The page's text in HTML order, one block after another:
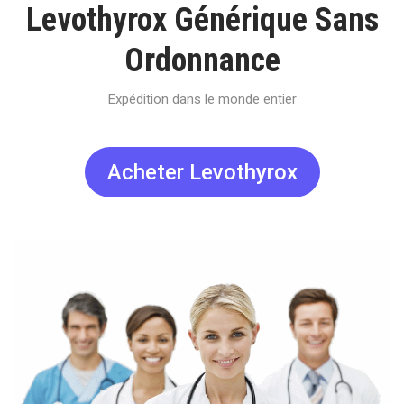
Levothyrox Générique Sans
Ordonnance
Expédition dans le monde entier
Acheter Levothyrox